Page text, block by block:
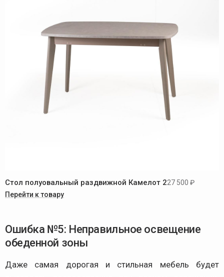
Стол полуовальный раздвижной Камелот 227 500 ₽
Перейти к товару
Ошибка №5: Неправильное освещение
обеденной зоны
Даже самая дорогая и стильная мебель будет